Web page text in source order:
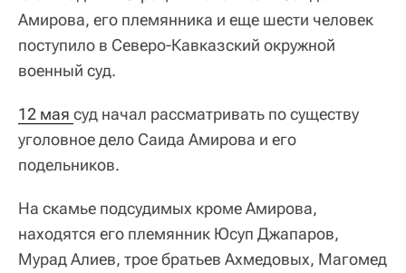
Амирова, его племянника и еще шести человек
поступило в Северо-Кавказский окружной
военный суд.
12 мая суд начал рассматривать по существу
уголовное дело Саида Амирова и его
подельников.
На скамье подсудимых кроме Амирова,
находятся его племянник Юсуп Джапаров,
Мурад Алиев, трое братьев Ахмедовых, Магомед